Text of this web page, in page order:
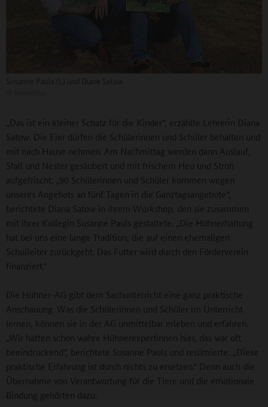
„Das ist ein kleiner Schatz für die Kinder“, erzählte Lehrerin Diana
Satow. Die Eier dürfen die Schülerinnen und Schüler behalten und
mit nach Hause nehmen. Am Nachmittag werden dann Auslauf,
Stall und Nester gesäubert und mit frischem Heu und Stroh
aufgefrischt. „90 Schülerinnen und Schüler kommen wegen
unseres Angebots an fünf Tagen in die Ganztagsangebote“,
berichtete Diana Satow in ihrem Workshop, den sie zusammen
mit ihrer Kollegin Susanne Pauls gestaltete. „Die Hühnerhaltung
hat bei uns eine lange Tradition, die auf einen ehemaligen
Schulleiter zurückgeht. Das Futter wird durch den Förderverein
finanziert.“
Die Hühner-AG gibt dem Sachunterricht eine ganz praktische
Anschauung. Was die Schülerinnen und Schüler im Unterricht
lernen, können sie in der AG unmittelbar erleben und erfahren.
„Wir hatten schon wahre Hühnerexpertinnen hier, das war oft
beeindruckend“, berichtete Susanne Pauls und resümierte: „Diese
praktische Erfahrung ist durch nichts zu ersetzen.“ Denn auch die
Übernahme von Verantwortung für die Tiere und die emotionale
Bindung gehörten dazu.